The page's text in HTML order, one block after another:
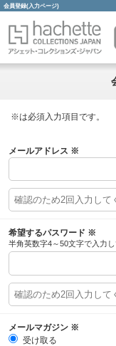
会員登録(入力ページ)
※は必須入力項目です。
メールアドレス ※
希望するパスワード ※
半角英数字4～50文字で入力
メールマガジン ※
受け取る